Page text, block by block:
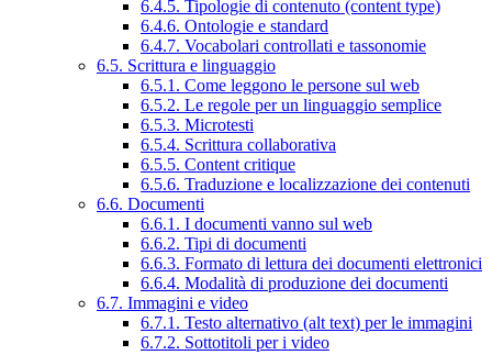
6.4.5. Tipologie di contenuto (content type)
6.4.6. Ontologie e standard
6.4.7. Vocabolari controllati e tassonomie
6.5. Scrittura e linguaggio
6.5.1. Come leggono le persone sul web
6.5.2. Le regole per un linguaggio semplice
6.5.3. Microtesti
6.5.4. Scrittura collaborativa
6.5.5. Content critique
6.5.6. Traduzione e localizzazione dei contenuti
6.6. Documenti
6.6.1. I documenti vanno sul web
6.6.2. Tipi di documenti
6.6.3. Formato di lettura dei documenti elettronici
6.6.4. Modalità di produzione dei documenti
6.7. Immagini e video
6.7.1. Testo alternativo (alt text) per le immagini
6.7.2. Sottotitoli per i video